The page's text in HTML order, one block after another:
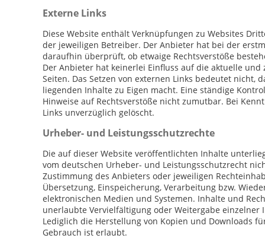
Externe Links
Diese Website enthält Verknüpfungen zu Websites
der jeweiligen Betreiber. Der Anbieter hat bei der
daraufhin überprüft, ob etwaige Rechtsverstöße
Der Anbieter hat keinerlei Einfluss auf die aktuelle
Seiten. Das Setzen von externen Links bedeutet nicht,
liegenden Inhalte zu Eigen macht. Eine ständige
Hinweise auf Rechtsverstöße nicht zumutbar. Bei
Links unverzüglich gelöscht.
Urheber- und Leistungsschutzrechte
Die auf dieser Website veröffentlichten Inhalte
vom deutschen Urheber- und Leistungsschutzrecht
Zustimmung des Anbieters oder jeweiligen
Übersetzung, Einspeicherung, Verarbeitung bzw.
elektronischen Medien und Systemen. Inhalte und
unerlaubte Vervielfältigung oder Weitergabe
Lediglich die Herstellung von Kopien und Downloads
Gebrauch ist erlaubt.